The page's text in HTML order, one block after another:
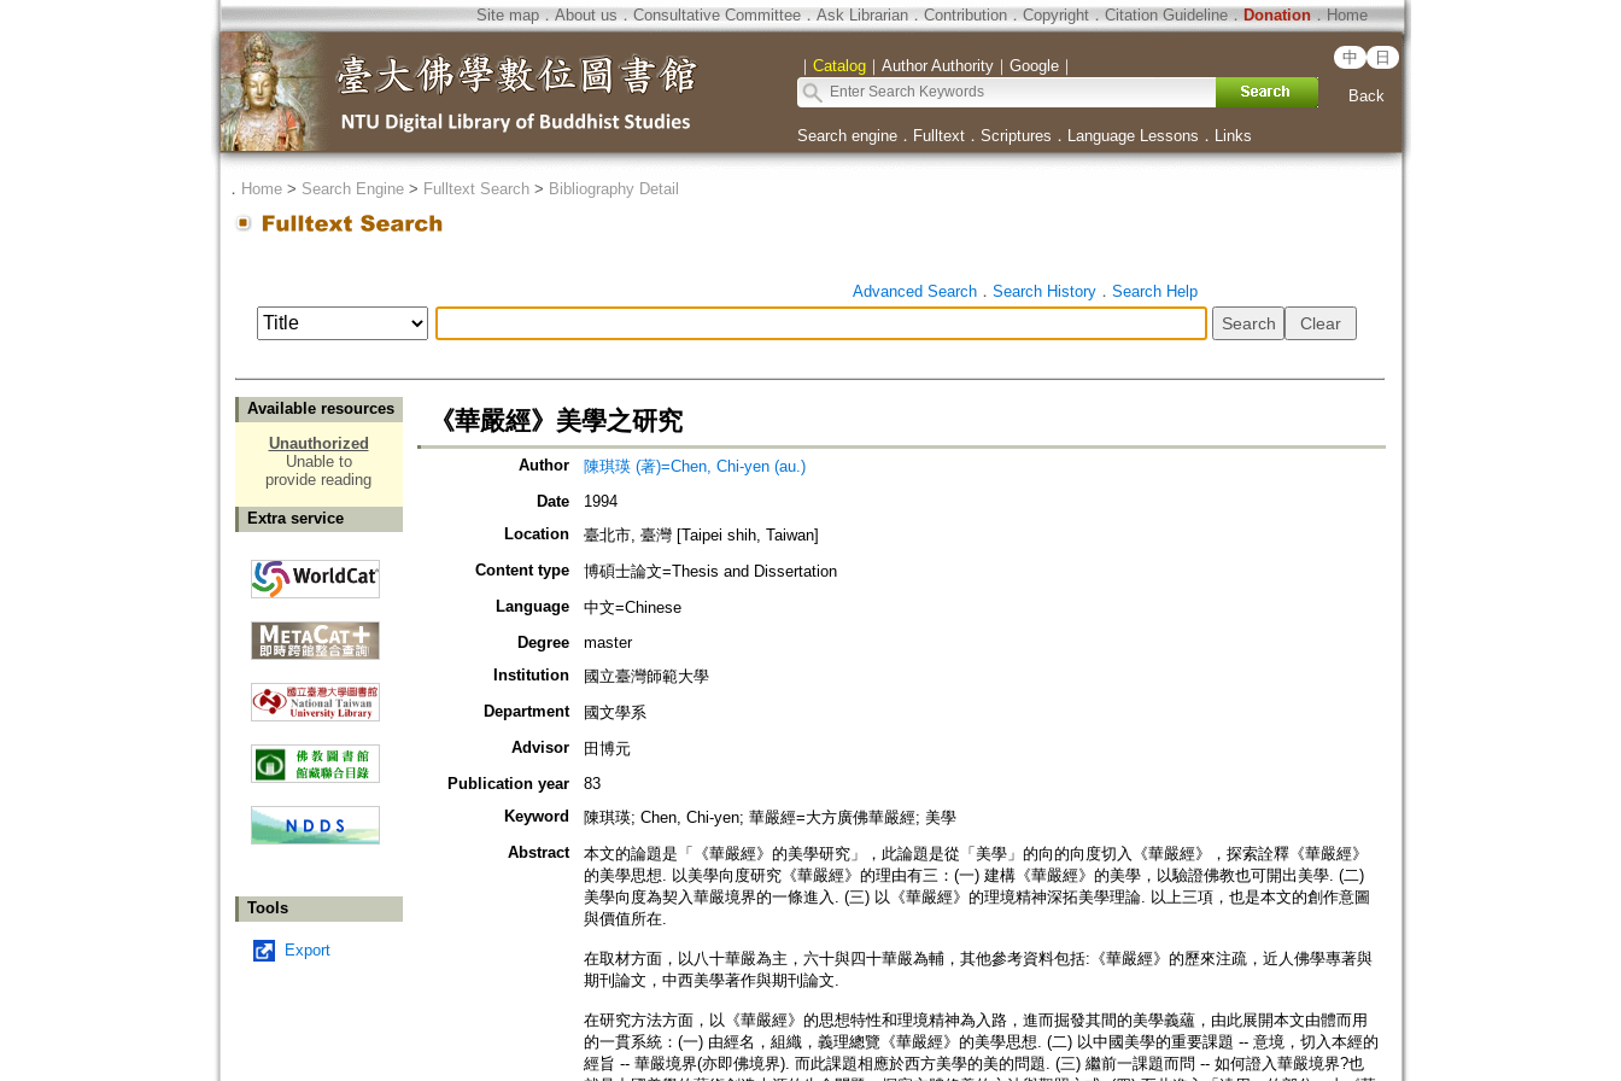
Site map．About us ． Consultative Committee． Ask Librarian． Contribution．Copyright．Citation Guideline． Donation．Home
｜ Catalog｜ Author Authority｜ Google｜ 中 日
Back
Search engine． Fulltext． Scriptures ． Language Lessons ． Links
． Home> Search Engine> Fulltext Search> Bibliography Detail
Advanced Search． Search History． Search Help
Available resources
Unauthorized
Unable to
provide reading
Extra service
Tools
Export
《華嚴經》美學之研究
Author
陳琪瑛 (著)=Chen, Chi-yen (au.)
Date
1994
Location
臺北市, 臺灣 [Taipei shih, Taiwan]
Content type
博碩士論文=Thesis and Dissertation
Language
中文=Chinese
Degree
master
Institution
國立臺灣師範大學
Department
國文學系
Advisor
田博元
Publication year
83
Keyword
陳琪瑛; Chen, Chi-yen; 華嚴經=大方廣佛華嚴經; 美學
Abstract
本文的論題是「《華嚴經》的美學研究」，此論題是從「美學」的向的向度切入《華嚴經》，探索詮釋《華嚴經》
的美學思想. 以美學向度研究《華嚴經》的理由有三：(一) 建構《華嚴經》的美學，以驗證佛教也可開出美學. (二)
美學向度為契入華嚴境界的一條進入. (三) 以《華嚴經》的理境精神深拓美學理論. 以上三項，也是本文的創作意圖
與價值所在.
在取材方面，以八十華嚴為主，六十與四十華嚴為輔，其他參考資料包括:《華嚴經》的歷來注疏，近人佛學專著與
期刊論文，中西美學著作與期刊論文.
在研究方法方面，以《華嚴經》的思想特性和理境精神為入路，進而掘發其間的美學義蘊，由此展開本文由體而用
的一貫系統：(一) 由經名，組織，義理總覽《華嚴經》的美學思想. (二) 以中國美學的重要課題 -- 意境，切入本經的
經旨 -- 華嚴境界(亦即佛境界). 而此課題相應於西方美學的美的問題. (三) 繼前一課題而問 -- 如何證入華嚴境界?也